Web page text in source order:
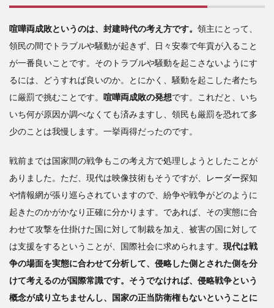
喧嘩両成敗というのは、封建時代の考え方です。 領主にとって、
領民の間でトラブルや騒動が起きず、日々安泰で年貢が入ること
が一番良いことです。その トラブルや騒動を起こさないようにす
るには、どうすれば良いのか。とにかく、騒動を起こした者たち
に厳罰で挑むことです。 喧嘩両成敗の発想です。これだと、いち
いち何が原因か調べなくても済みますし、領民も厳罰を恐れて多
少のことは我慢します。一挙両得だったのです。
戦前までは国家間の戦争もこの考え方で処理しようとしたことが
ありました。ただ、現代は映像技術もそうですが、レーダー探知
や情報網が張り巡らされていますので、紛争や戦争がどのように
起きたのかがかなり正確に分かります。であれば、その実態に合
わせて攻撃を仕掛けた国に対して制裁を加え、被害の国に対して
は支援をするということが、国際社会に求められます。 現代は戦
争の場面を実態に合わせて分析して、侵略した側とされた側を分
けて考えるのが国際常識です。そうでなければ、侵略戦争という
概念が成り立ちませんし、国家の正当防衛権もないということに